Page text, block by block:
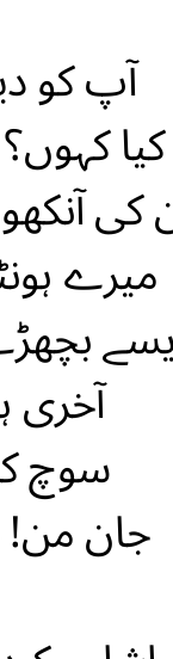
آپ کو
کیا
کی
میرے
آخری
سوچ
جان من!